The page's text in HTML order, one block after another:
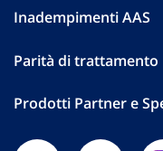
Inadempimenti AAS
Parità di trattamento
Prodotti Partner e